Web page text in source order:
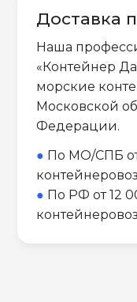
Доставка
Наша
«Контейнер
морские
Московской
Федерации.
● По МО/СПБ
контейнеровоз
● По РФ от 12
контейнеровоз